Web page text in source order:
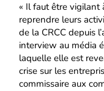
« Il faut être vigilant
reprendre leurs
de la CRCC depuis
interview au média
laquelle elle est
crise sur les
commissaire aux